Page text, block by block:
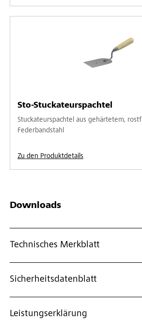
Sto-Stuckateurspachtel
Stuckateurspachtel aus gehärtetem,
Federbandstahl
Zu den Produktdetails
Downloads
Technisches Merkblatt
Sicherheitsdatenblatt
Leistungserklärung